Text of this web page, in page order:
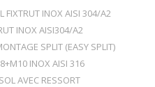
FIXTRUT INOX AISI 304/A2
INOX AISI304/A2
SPLIT (EASY SPLIT)
INOX AISI 316
AVEC RESSORT